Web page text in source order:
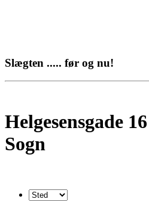
Slægten ..... før og nu!
Helgesensgade
Sogn